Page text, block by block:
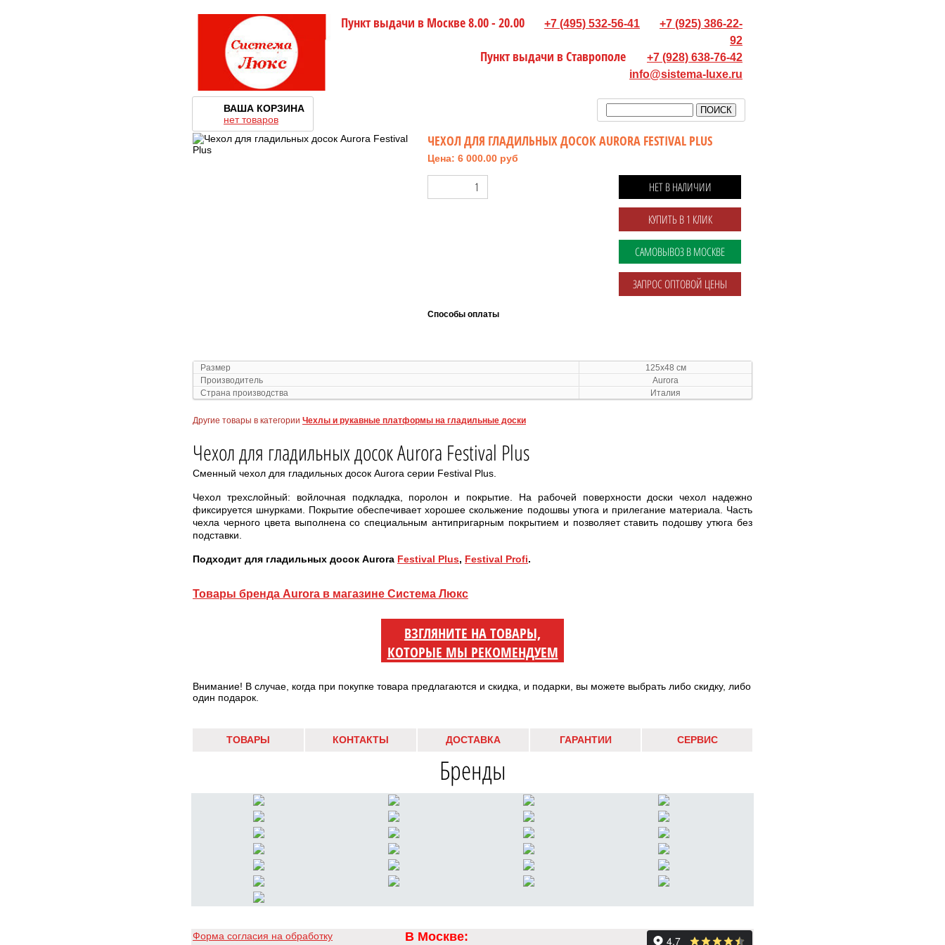
Пункт выдачи в Москве 8.00 - 20.00 +7 (495) 532-56-41
+7 (925) 386-22-
92
Пункт выдачи в Ставрополе
+7 (928) 638-76-42
info@sistema-luxe.ru
ВАША КОРЗИНА
нет товаров
ЧЕХОЛ ДЛЯ ГЛАДИЛЬНЫХ ДОСОК AURORA FESTIVAL PLUS
Цена: 6 000.00 руб
НЕТ В НАЛИЧИИ
КУПИТЬ В 1 КЛИК
САМОВЫВОЗ В МОСКВЕ
ЗАПРОС ОПТОВОЙ ЦЕНЫ
Способы оплаты
Размер
125x48 см
Производитель
Aurora
Страна производства
Италия
Другие товары в категории Чехлы и рукавные платформы на гладильные доски
Чехол для гладильных досок Aurora Festival Plus
Сменный чехол для гладильных досок Aurora серии Festival Plus.
Чехол трехслойный: войлочная подкладка, поролон и покрытие. На рабочей поверхности доски чехол надежно
фиксируется шнурками. Покрытие обеспечивает хорошее скольжение подошвы утюга и прилегание материала. Часть
чехла черного цвета выполнена со специальным антипригарным покрытием и позволяет ставить подошву утюга без
подставки.
Подходит для гладильных досок Aurora Festival Plus, Festival Profi.
Товары бренда Aurora в магазине Система Люкс
ВЗГЛЯНИТЕ НА ТОВАРЫ,
КОТОРЫЕ МЫ РЕКОМЕНДУЕМ
Внимание! В случае, когда при покупке товара предлагаются и скидка, и подарки, вы можете выбрать либо скидку, либо
один подарок.
ТОВАРЫ КОНТАКТЫ ДОСТАВКА ГАРАНТИИ СЕРВИС
Бренды
Форма согласия на обработку
В Москве: